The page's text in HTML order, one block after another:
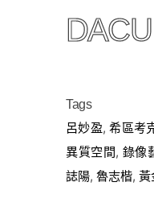
Tags
呂妙盈,希區考
異質空間, 錄像
誌陽, 魯志楷, 黃